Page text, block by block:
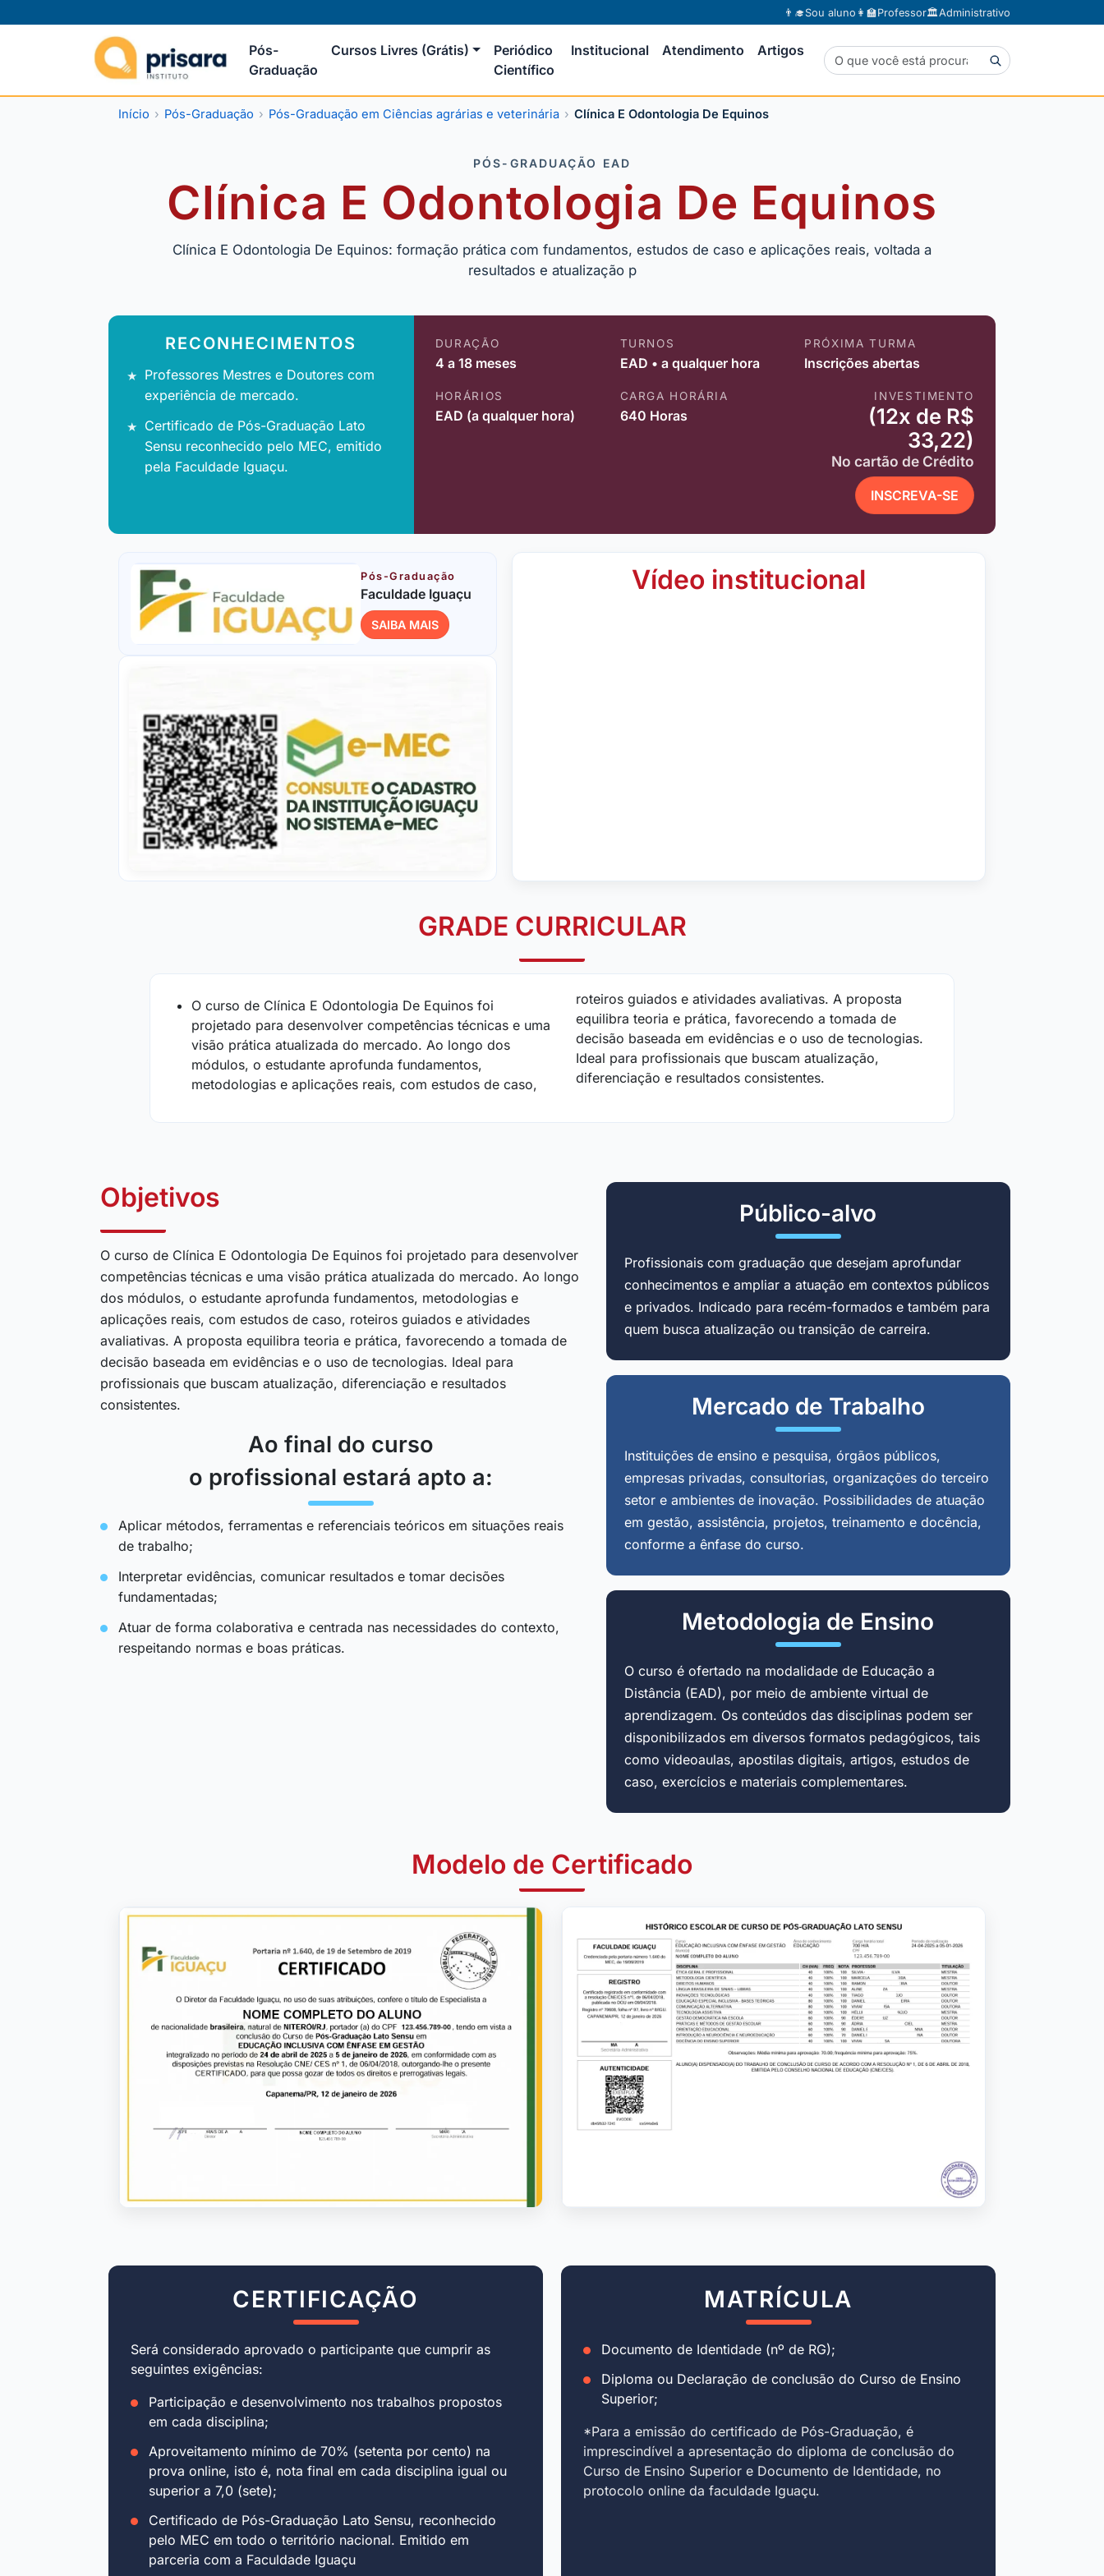
👨‍🎓Sou aluno 👩‍🏫Professor🏛️Administrativo
Pós-
Graduação
Cursos Livres (Grátis)
Periódico
Científico
Institucional Atendimento Artigos
Início Pós-Graduação Pós-Graduação em Ciências agrárias e veterinária Clínica E Odontologia De Equinos
PÓS-GRADUAÇÃO EAD
Clínica E Odontologia De Equinos
Clínica E Odontologia De Equinos: formação prática com fundamentos, estudos de caso e aplicações reais, voltada a
resultados e atualização p
RECONHECIMENTOS
Professores Mestres e Doutores com
experiência de mercado.
Certificado de Pós-Graduação Lato
Sensu reconhecido pelo MEC, emitido
pela Faculdade Iguaçu.
DURAÇÃO
4 a 18 meses
TURNOS
EAD • a qualquer hora
PRÓXIMA TURMA
Inscrições abertas
HORÁRIOS
EAD (a qualquer hora)
CARGA HORÁRIA
640 Horas
INVESTIMENTO
(12x de R$
33,22)
No cartão de Crédito
INSCREVA-SE
Pós-Graduação
Faculdade Iguaçu
SAIBA MAIS
Vídeo institucional
GRADE CURRICULAR
O curso de Clínica E Odontologia De Equinos foi
projetado para desenvolver competências técnicas e uma
visão prática atualizada do mercado. Ao longo dos
módulos, o estudante aprofunda fundamentos,
metodologias e aplicações reais, com estudos de caso,
roteiros guiados e atividades avaliativas. A proposta
equilibra teoria e prática, favorecendo a tomada de
decisão baseada em evidências e o uso de tecnologias.
Ideal para profissionais que buscam atualização,
diferenciação e resultados consistentes.
Objetivos
O curso de Clínica E Odontologia De Equinos foi projetado para desenvolver
competências técnicas e uma visão prática atualizada do mercado. Ao longo
dos módulos, o estudante aprofunda fundamentos, metodologias e
aplicações reais, com estudos de caso, roteiros guiados e atividades
avaliativas. A proposta equilibra teoria e prática, favorecendo a tomada de
decisão baseada em evidências e o uso de tecnologias. Ideal para
profissionais que buscam atualização, diferenciação e resultados
consistentes.
Ao final do curso
o profissional estará apto a:
Aplicar métodos, ferramentas e referenciais teóricos em situações reais
de trabalho;
Interpretar evidências, comunicar resultados e tomar decisões
fundamentadas;
Atuar de forma colaborativa e centrada nas necessidades do contexto,
respeitando normas e boas práticas.
Público-alvo
Profissionais com graduação que desejam aprofundar
conhecimentos e ampliar a atuação em contextos públicos
e privados. Indicado para recém-formados e também para
quem busca atualização ou transição de carreira.
Mercado de Trabalho
Instituições de ensino e pesquisa, órgãos públicos,
empresas privadas, consultorias, organizações do terceiro
setor e ambientes de inovação. Possibilidades de atuação
em gestão, assistência, projetos, treinamento e docência,
conforme a ênfase do curso.
Metodologia de Ensino
O curso é ofertado na modalidade de Educação a
Distância (EAD), por meio de ambiente virtual de
aprendizagem. Os conteúdos das disciplinas podem ser
disponibilizados em diversos formatos pedagógicos, tais
como videoaulas, apostilas digitais, artigos, estudos de
caso, exercícios e materiais complementares.
Modelo de Certificado
CERTIFICAÇÃO
Será considerado aprovado o participante que cumprir as
seguintes exigências:
Participação e desenvolvimento nos trabalhos propostos
em cada disciplina;
Aproveitamento mínimo de 70% (setenta por cento) na
prova online, isto é, nota final em cada disciplina igual ou
superior a 7,0 (sete);
Certificado de Pós-Graduação Lato Sensu, reconhecido
pelo MEC em todo o território nacional. Emitido em
parceria com a Faculdade Iguaçu
MATRÍCULA
Documento de Identidade (nº de RG);
Diploma ou Declaração de conclusão do Curso de Ensino
Superior;
*Para a emissão do certificado de Pós-Graduação, é
imprescindível a apresentação do diploma de conclusão do
Curso de Ensino Superior e Documento de Identidade, no
protocolo online da faculdade Iguaçu.